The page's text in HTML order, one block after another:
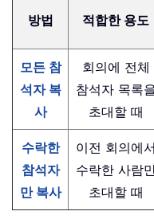
방법 적합한 용도
모든 참
석자 복
사
회의에 전체
참석자 목록
초대할 때
수락한
참석자
만 복사
이전 회의에서
수락한 사람
초대할 때